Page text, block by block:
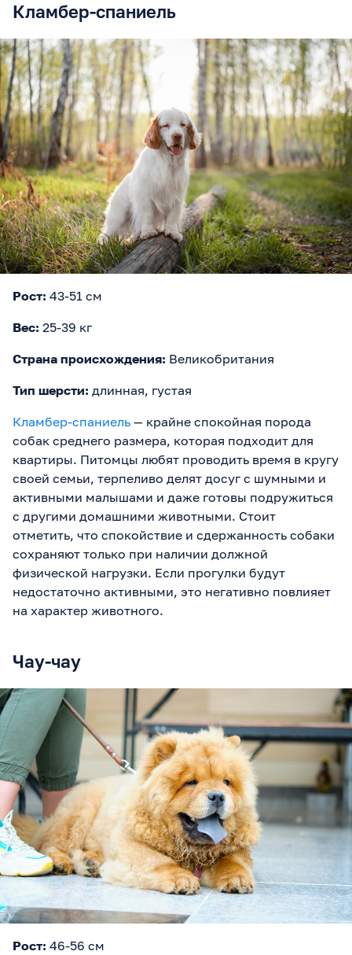
Кламбер-спаниель
Рост: 43-51 см
Вес: 25-39 кг
Страна происхождения: Великобритания
Тип шерсти: длинная, густая
Кламбер-спаниель — крайне спокойная порода
собак среднего размера, которая подходит для
квартиры. Питомцы любят проводить время в кругу
своей семьи, терпеливо делят досуг с шумными и
активными малышами и даже готовы подружиться
с другими домашними животными. Стоит
отметить, что спокойствие и сдержанность собаки
сохраняют только при наличии должной
физической нагрузки. Если прогулки будут
недостаточно активными, это негативно повлияет
на характер животного.
Чау-чау
Рост: 46-56 см